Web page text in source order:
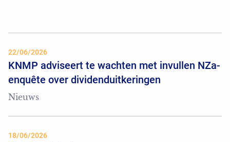
22/06/2026
KNMP adviseert te wachten met invullen NZa-
enquête over dividenduitkeringen
Nieuws
18/06/2026